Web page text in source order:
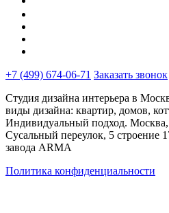
+7 (499) 674-06-71 Заказать звонок
Студия дизайна интерьера в
виды дизайна: квартир, домов,
Индивидуальный подход.
Сусальный переулок, 5 строение
завода ARMA
Политика конфиденциальности